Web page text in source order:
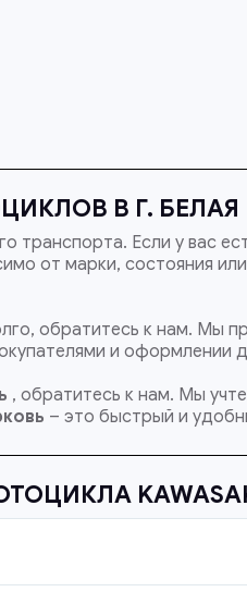
В Г. БЕЛАЯ
Если у вас
от марки, состояния
обратитесь к нам. Мы
и оформлении
, обратитесь к нам. Мы
– это быстрый и